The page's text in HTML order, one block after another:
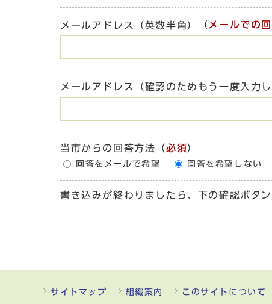
メールアドレス（英数半角） （ メールでの
メールアドレス（確認のためもう一度入力し
当市からの回答方法 （必須）
回答をメールで希望 回答を希望しない
書き込みが終わりましたら、下の確認ボタ
サイトマップ 組織案内
このサイトについて